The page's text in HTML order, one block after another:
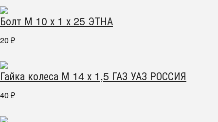
Болт М 10 х 1 х 25 ЭТНА
20 ₽
Гайка колеса М 14 х 1,5 ГАЗ УАЗ РОССИЯ
40 ₽